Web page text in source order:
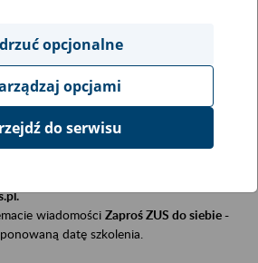
świadczeniobiorcy
w siedzibie firmy, instytucji, urzędu.
wiadomości Zaproś ZUS do siebie -
datę szkolenia.
opcjonalne
opcjami
do serwisu